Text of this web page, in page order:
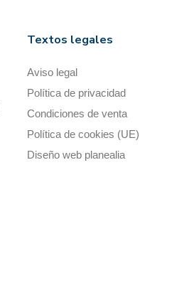
Textos legales
Aviso legal
Política de privacidad
Condiciones de venta
Política de cookies (UE)
Diseño web planealia